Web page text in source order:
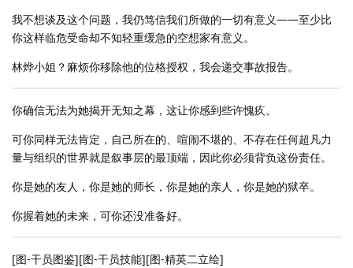
我不想谈及这个问题，我仍笃信我们所做的一切有意义——至少比
你这样临危受命却不知轻重缓急的空想家有意义。
林烨小姐？麻烦你移除他的位格授权，我会递交事故报告。
你确信无法为她揭开无知之幕，这让你感到些许愧疚。
可你同样无法肯定，自己所在的、喧闹不堪的、不存在任何超凡力
量与组织的世界就是叙事层的最顶端，因此你必须背负这份责任。
你是她的友人，你是她的师长，你是她的亲人，你是她的狱卒。
你握着她的未来，可你还没准备好。
[图-干员图鉴][图-干员技能][图-精英二立绘]